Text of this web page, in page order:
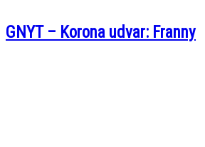
GNYT – Korona udvar: Franny